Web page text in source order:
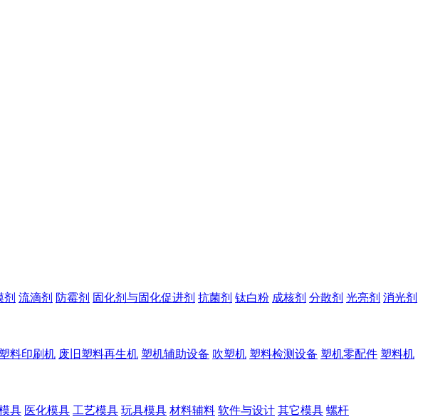
剂 流滴剂 防霉剂 固化剂与固化促进剂 抗菌剂 钛白粉 成核剂 分散剂 光亮剂 消光剂
塑料印刷机 废旧塑料再生机 塑机辅助设备 吹塑机 塑料检测设备 塑机零配件 塑料机
具 医化模具 工艺模具 玩具模具 材料辅料 软件与设计 其它模具 螺杆